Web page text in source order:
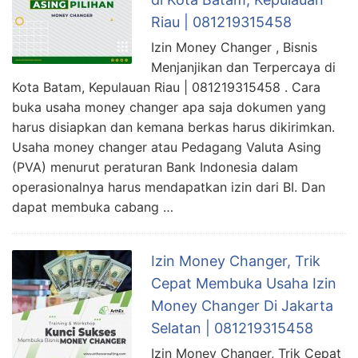
Riau | 081219315458
Izin Money Changer , Bisnis
Menjanjikan dan Terpercaya di
Kota Batam, Kepulauan Riau | 081219315458 . Cara
buka usaha money changer apa saja dokumen yang
harus disiapkan dan kemana berkas harus dikirimkan.
Usaha money changer atau Pedagang Valuta Asing
(PVA) menurut peraturan Bank Indonesia dalam
operasionalnya harus mendapatkan izin dari BI. Dan
dapat membuka cabang …
Izin Money Changer, Trik
Cepat Membuka Usaha Izin
Money Changer Di Jakarta
Selatan | 081219315458
Izin Money Changer, Trik Cepat